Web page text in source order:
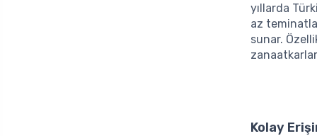
yıllarda
az
sunar.
Kolay